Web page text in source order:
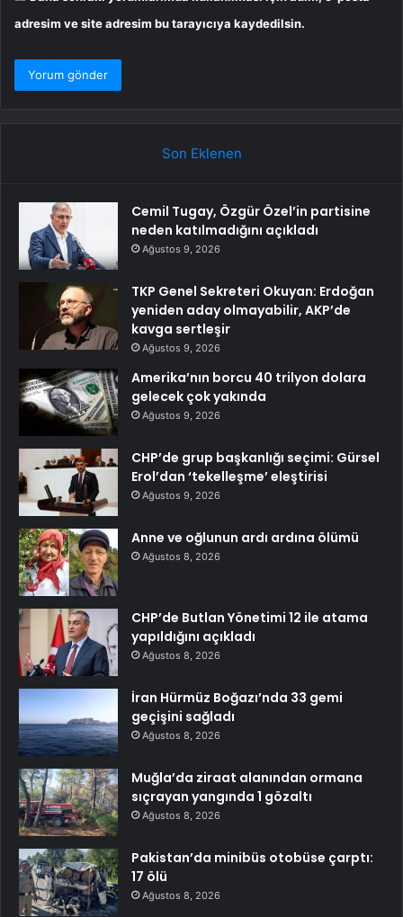
adresim ve site adresim bu tarayıcıya kaydedilsin.
Son Eklenen
Cemil Tugay, Özgür Özel’in partisine
neden katılmadığını açıkladı
Ağustos 9, 2026
TKP Genel Sekreteri Okuyan: Erdoğan
yeniden aday olmayabilir, AKP’de
kavga sertleşir
Ağustos 9, 2026
Amerika’nın borcu 40 trilyon dolara
gelecek çok yakında
Ağustos 9, 2026
CHP’de grup başkanlığı seçimi: Gürsel
Erol’dan ‘tekelleşme’ eleştirisi
Ağustos 9, 2026
Anne ve oğlunun ardı ardına ölümü
Ağustos 8, 2026
CHP’de Butlan Yönetimi 12 ile atama
yapıldığını açıkladı
Ağustos 8, 2026
İran Hürmüz Boğazı’nda 33 gemi
geçişini sağladı
Ağustos 8, 2026
Muğla’da ziraat alanından ormana
sıçrayan yangında 1 gözaltı
Ağustos 8, 2026
Pakistan’da minibüs otobüse çarptı:
17 ölü
Ağustos 8, 2026